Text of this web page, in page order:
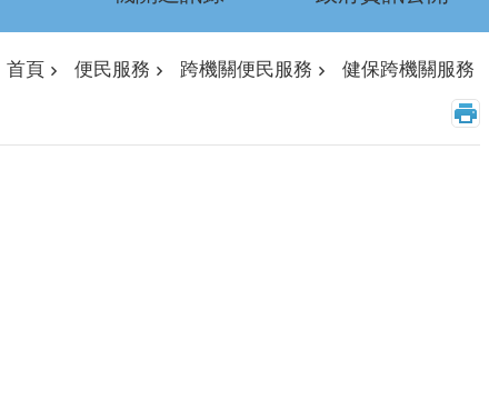
首頁 便民服務 跨機關便民服務 健保跨機關服務